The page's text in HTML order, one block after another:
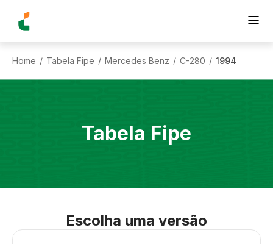
Home / Tabela Fipe / Mercedes Benz / C-280 / 1994
Tabela Fipe
Escolha uma versão